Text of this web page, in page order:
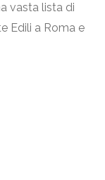
vasta lista di
Edili a Roma e